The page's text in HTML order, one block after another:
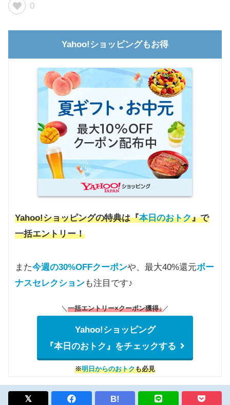
0
Yahoo!ショッピングもお得
Yahoo!ショッピングの特典は『本日のおトク』で
一括エントリー！
また今週の30%OFFクーポンや、最大40%還元ボー
ナスセレクションも注目です♪
＼ 一括エントリー×クーポン獲得↓／
Yahoo!ショッピング
『本日のおトク』をチェックする
※明日からのおトクも必見
B!